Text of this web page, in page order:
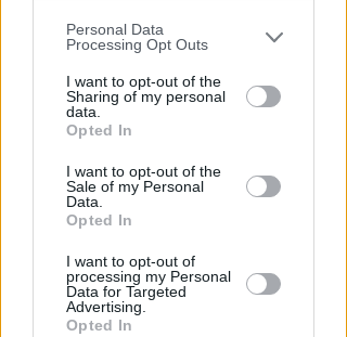
You may separately opt-out of the further
disclosure of your personal information
by third parties on the IAB’s list of
downstream participants.
by us to third parties on the IAB’s List of
Downstream Participants that may
further disclose it to other third parties.
Personal Data
Processing Opt Outs
I want to opt-out of the
Sharing of my personal
data.
Opted In
I want to opt-out of the
Sale of my Personal
Data.
Opted In
I want to opt-out of
processing my Personal
Data for Targeted
Advertising.
Opted In
Dati in crescita nella semestrale
di IEG, stime al rialzo per
l'esercizio 2026
Redazione